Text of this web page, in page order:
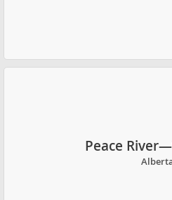
Peace